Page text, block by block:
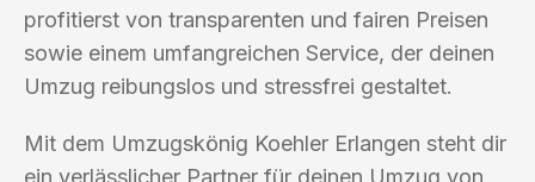
profitierst von transparenten und fairen Preisen
sowie einem umfangreichen Service, der deinen
Umzug reibungslos und stressfrei gestaltet.
Mit dem Umzugskönig Koehler Erlangen steht dir
ein verlässlicher Partner für deinen Umzug von